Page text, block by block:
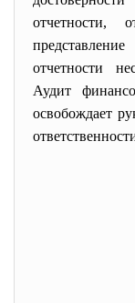
отчетности,
отчетности
Аудит
освобождает